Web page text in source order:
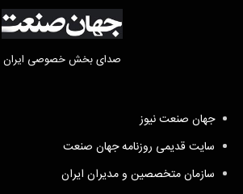
صدای بخش خصوصی ایران
جهان صنعت نیوز
سایت قدیمی روزنامه جهان صنعت
سازمان متخصصین و مدیران ایران